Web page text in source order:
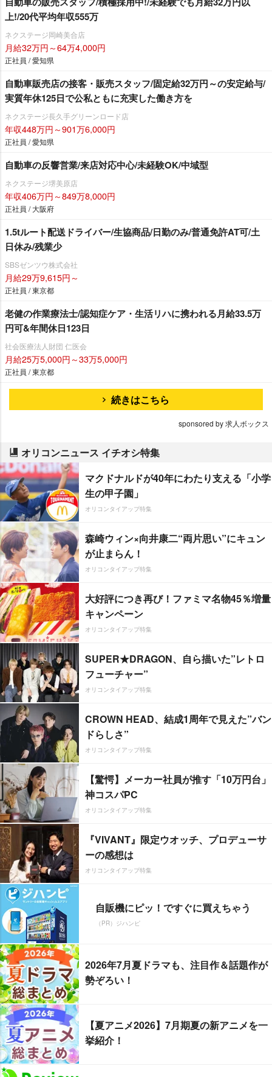
上!/20代平均年収555万
ネクステージ岡崎美合店
月給32万円～64万4,000円
正社員 / 愛知県
自動車販売店の接客・販売スタッフ/固定給32万円～の安定給与/
実質年休125日で公私ともに充実した働き方を
ネクステージ⾧久手グリーンロード店
年収448万円～901万6,000円
正社員 / 愛知県
自動車の反響営業/来店対応中心/未経験OK/中域型
ネクステージ堺美原店
年収406万円～849万8,000円
正社員 / 大阪府
1.5tルート配送ドライバー/生協商品/日勤のみ/普通免許AT可/土
日休み/残業少
SBSゼンツウ株式会社
月給29万9,615円～
正社員 / 東京都
老健の作業療法士/認知症ケア・生活リハに携われる月給33.5万
円可&年間休日123日
社会医療法人財団 仁医会
月給25万5,000円～33万5,000円
正社員 / 東京都
続きはこちら
sponsored by 求人ボックス
オリコンニュース イチオシ特集
マクドナルドが40年にわたり支える「小学
生の甲子園」
オリコンタイアップ特集
森崎ウィン×向井康二“両片思い”にキュン
が止まらん！
オリコンタイアップ特集
大好評につき再び！ファミマ名物45％増量
キャンペーン
オリコンタイアップ特集
SUPER★DRAGON、自ら描いた”レトロ
フューチャー”
オリコンタイアップ特集
CROWN HEAD、結成1周年で見えた”バン
ドらしさ”
オリコンタイアップ特集
【驚愕】メーカー社員が推す「10万円台」
神コスパPC
オリコンタイアップ特集
『VIVANT』限定ウオッチ、プロデューサ
ーの感想は
オリコンタイアップ特集
自販機にピッ！ですぐに買えちゃう
（PR）ジハンピ
2026年7月夏ドラマも、注目作＆話題作が
勢ぞろい！
【夏アニメ2026】7月期夏の新アニメを一
挙紹介！